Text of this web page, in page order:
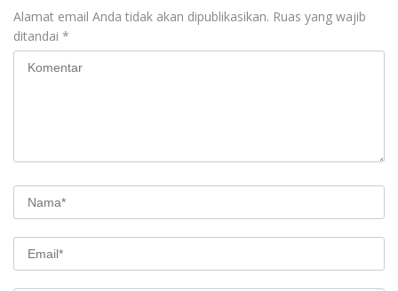
Alamat email Anda tidak akan dipublikasikan. Ruas yang wajib
ditandai *